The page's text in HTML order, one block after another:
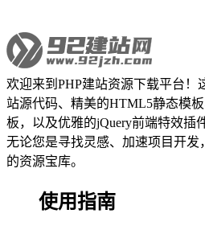
欢迎来到PHP建站资源下载平台！
站源代码、精美的HTML5静态模
板，以及优雅的jQuery前端特效插
无论您是寻找灵感、加速项目开
的资源宝库。
使用指南